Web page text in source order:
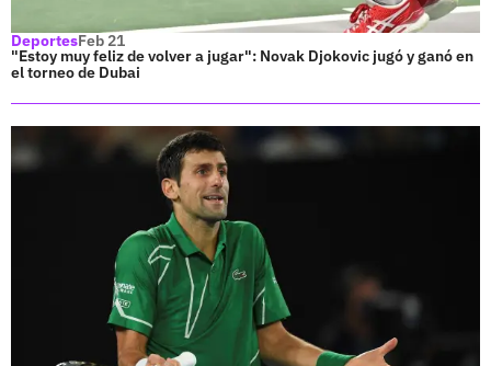
DeportesFeb 21
"Estoy muy feliz de volver a jugar": Novak Djokovic jugó y ganó en
el torneo de Dubai